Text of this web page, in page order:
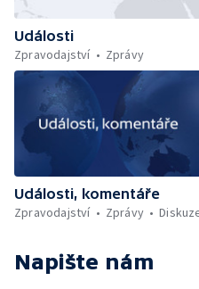
Události
Zpravodajství
Zprávy
Události, komentáře
Zpravodajství
Zprávy
Napište nám